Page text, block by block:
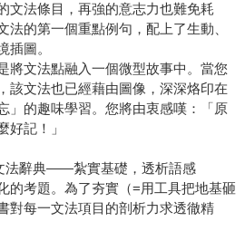
文法條目，再強的意志力也難免耗
法的第一個重點例句，配上了生動、
插圖。
將文法點融入一個微型故事中。當您
該文法也已經藉由圖像，深深烙印在
」的趣味學習。您將由衷感嘆：「原
好記！」
法辭典——紮實基礎，透析語感
的考題。為了夯實（=用工具把地基砸
對每一文法項目的剖析力求透徹精